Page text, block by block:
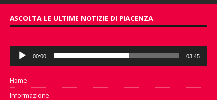
ASCOLTA LE ULTIME NOTIZIE DI PIACENZA
Audio
Player
00:00 03:45
Home
Informazione